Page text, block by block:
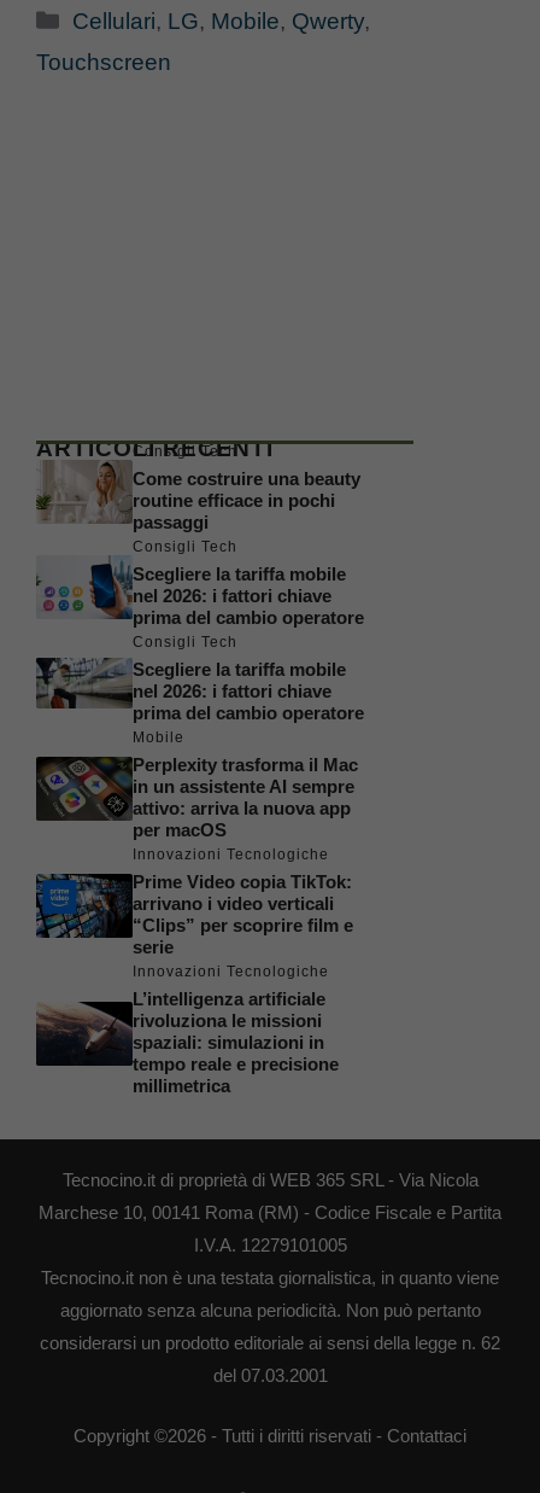
Categorie
Cellulari, LG, Mobile, Qwerty,
Touchscreen
ARTICOLI RECENTI
Consigli Tech
Come costruire una beauty
routine efficace in pochi
passaggi
Consigli Tech
Scegliere la tariffa mobile
nel 2026: i fattori chiave
prima del cambio operatore
Consigli Tech
Scegliere la tariffa mobile
nel 2026: i fattori chiave
prima del cambio operatore
Mobile
Perplexity trasforma il Mac
in un assistente AI sempre
attivo: arriva la nuova app
per macOS
Innovazioni Tecnologiche
Prime Video copia TikTok:
arrivano i video verticali
“Clips” per scoprire film e
serie
Innovazioni Tecnologiche
L’intelligenza artificiale
rivoluziona le missioni
spaziali: simulazioni in
tempo reale e precisione
millimetrica
Tecnocino.it di proprietà di WEB 365 SRL - Via Nicola
Marchese 10, 00141 Roma (RM) - Codice Fiscale e Partita
I.V.A. 12279101005
Tecnocino.it non è una testata giornalistica, in quanto viene
aggiornato senza alcuna periodicità. Non può pertanto
considerarsi un prodotto editoriale ai sensi della legge n. 62
del 07.03.2001
Copyright ©2026 - Tutti i diritti riservati - Contattaci